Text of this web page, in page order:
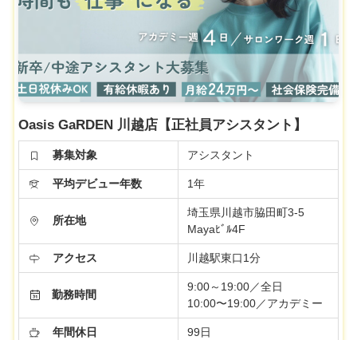
Oasis GaRDEN 川越店【正社員アシスタント】
募集対象 アシスタント
平均デビュー年数 1年
所在地
埼玉県川越市脇田町3-5
Mayaﾋﾞﾙ4F
アクセス 川越駅東口1分
勤務時間
9:00～19:00／全日
10:00〜19:00／アカデミー
年間休日 99日